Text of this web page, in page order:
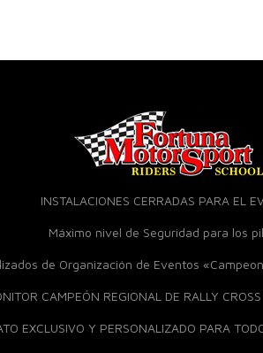
INSTALACIONES CERRADAS PARA EL
Máximo nivel de Seguridad para los
de Organización de Eventos
CAMPEÓN REGIONAL DE RALLY
EXCLUSIVO Y PERSONALIZADO PARA